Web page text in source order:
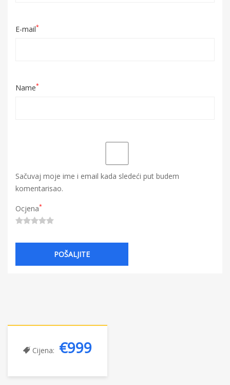
E-mail*
Name*
Sačuvaj moje ime i email kada sledeći put budem
komentarisao.
Ocjena*
Cijena: €999